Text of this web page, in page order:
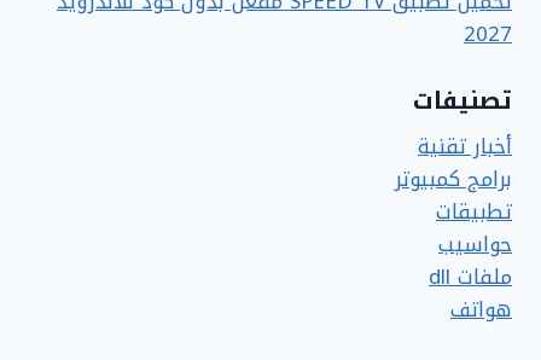
2027
تصنيفات
أخبار تقنية
برامج كمبيوتر
تطبيقات
حواسيب
ملفات dll
هواتف